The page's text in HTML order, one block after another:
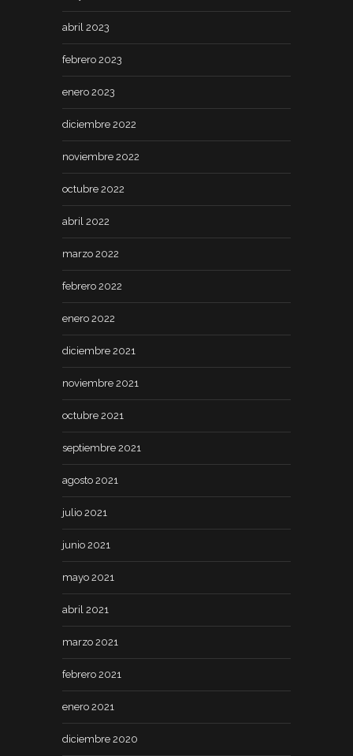
abril 2023
febrero 2023
enero 2023
diciembre 2022
noviembre 2022
octubre 2022
abril 2022
marzo 2022
febrero 2022
enero 2022
diciembre 2021
noviembre 2021
octubre 2021
septiembre 2021
agosto 2021
julio 2021
junio 2021
mayo 2021
abril 2021
marzo 2021
febrero 2021
enero 2021
diciembre 2020